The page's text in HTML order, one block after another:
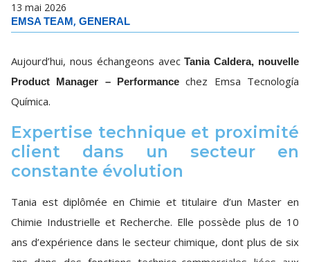
13 mai 2026
EMSA TEAM, GENERAL
Aujourd’hui, nous échangeons avecTania Caldera, nouvelle
Product Manager – Performance chez Emsa Tecnología
Química.
Expertise technique et proximité
client dans un secteur en
constante évolution
Tania est diplômée en Chimie et titulaire d’un Master en
Chimie Industrielle et Recherche. Elle possède plus de 10
ans d’expérience dans le secteur chimique, dont plus de six